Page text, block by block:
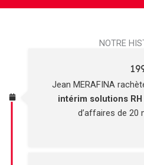
NOTRE
Jean MERAFINA
intérim solutions RH
d’affaires de 20